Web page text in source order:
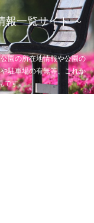
報一覧サイト ～
園の所在地情報や公園の
駐車場の有無等、これか
です。